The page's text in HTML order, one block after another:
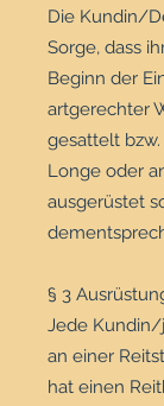
Die Kundin/
Sorge, dass
Beginn der
artgerechter
gesattelt
Longe oder
ausgerüstet
§ 3
Jede
an einer
hat einen